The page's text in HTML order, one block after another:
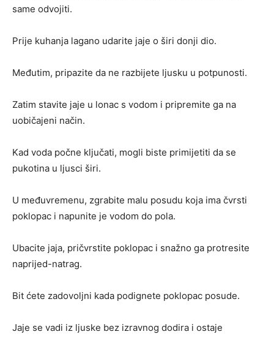
same odvojiti.
Prije kuhanja lagano udarite jaje o širi donji dio.
Međutim, pripazite da ne razbijete ljusku u potpunosti.
Zatim stavite jaje u lonac s vodom i pripremite ga na
uobičajeni način.
Kad voda počne ključati, mogli biste primijetiti da se
pukotina u ljusci širi.
U međuvremenu, zgrabite malu posudu koja ima čvrsti
poklopac i napunite je vodom do pola.
Ubacite jaja, pričvrstite poklopac i snažno ga protresite
naprijed-natrag.
Bit ćete zadovoljni kada podignete poklopac posude.
Jaje se vadi iz ljuske bez izravnog dodira i ostaje